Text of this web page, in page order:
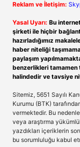
Reklam ve İletişim:
Yasal Uyarı: Bu
şirketi ile hiçbir
hazırladığımız
haber niteliği
paylaşım
benzerlikleri
halindedir ve tavsiye
Sitemiz, 5651 Sayılı
Kurumu (BTK)
vermektedir. Bu
veya araştırma
yazdıkları içeriklerin
bu sorumluluğu kabul